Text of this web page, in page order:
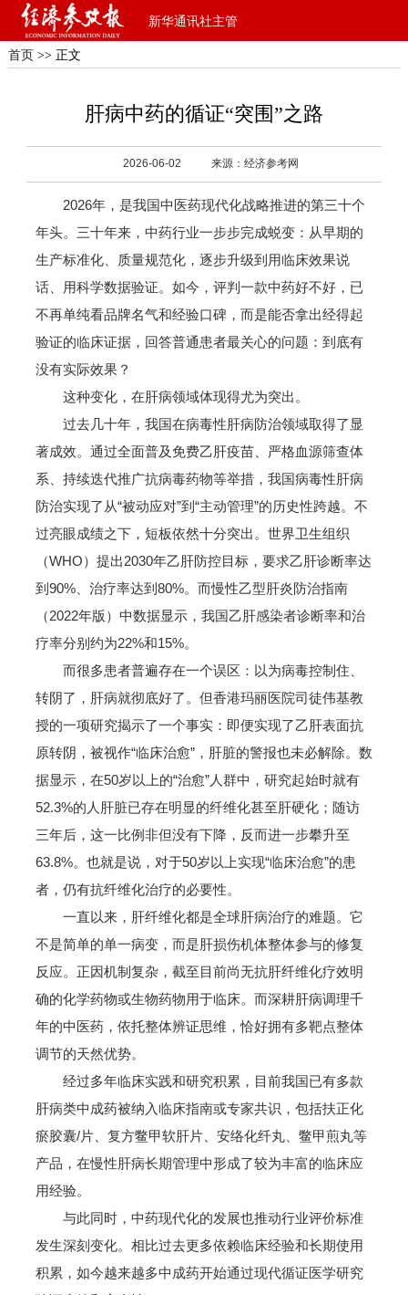
新华通讯社主管
首页 >> 正文
肝病中药的循证“突围”之路
2026-06-02 来源：经济参考网
2026年，是我国中医药现代化战略推进的第三十个
年头。三十年来，中药行业一步步完成蜕变：从早期的
生产标准化、质量规范化，逐步升级到用临床效果说
话、用科学数据验证。如今，评判一款中药好不好，已
不再单纯看品牌名气和经验口碑，而是能否拿出经得起
验证的临床证据，回答普通患者最关心的问题：到底有
没有实际效果？
这种变化，在肝病领域体现得尤为突出。
过去几十年，我国在病毒性肝病防治领域取得了显
著成效。通过全面普及免费乙肝疫苗、严格血源筛查体
系、持续迭代推广抗病毒药物等举措，我国病毒性肝病
防治实现了从“被动应对”到“主动管理”的历史性跨越。不
过亮眼成绩之下，短板依然十分突出。世界卫生组织
（WHO）提出2030年乙肝防控目标，要求乙肝诊断率达
到90%、治疗率达到80%。而慢性乙型肝炎防治指南
（2022年版）中数据显示，我国乙肝感染者诊断率和治
疗率分别约为22%和15%。
而很多患者普遍存在一个误区：以为病毒控制住、
转阴了，肝病就彻底好了。但香港玛丽医院司徒伟基教
授的一项研究揭示了一个事实：即便实现了乙肝表面抗
原转阴，被视作“临床治愈”，肝脏的警报也未必解除。数
据显示，在50岁以上的“治愈”人群中，研究起始时就有
52.3%的人肝脏已存在明显的纤维化甚至肝硬化；随访
三年后，这一比例非但没有下降，反而进一步攀升至
63.8%。也就是说，对于50岁以上实现“临床治愈”的患
者，仍有抗纤维化治疗的必要性。
一直以来，肝纤维化都是全球肝病治疗的难题。它
不是简单的单一病变，而是肝损伤机体整体参与的修复
反应。正因机制复杂，截至目前尚无抗肝纤维化疗效明
确的化学药物或生物药物用于临床。而深耕肝病调理千
年的中医药，依托整体辨证思维，恰好拥有多靶点整体
调节的天然优势。
经过多年临床实践和研究积累，目前我国已有多款
肝病类中成药被纳入临床指南或专家共识，包括扶正化
瘀胶囊/片、复方鳖甲软肝片、安络化纤丸、鳖甲煎丸等
产品，在慢性肝病长期管理中形成了较为丰富的临床应
用经验。
与此同时，中药现代化的发展也推动行业评价标准
发生深刻变化。相比过去更多依赖临床经验和长期使用
积累，如今越来越多中成药开始通过现代循证医学研究